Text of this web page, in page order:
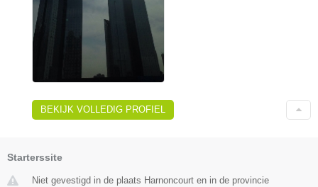
BEKIJK VOLLEDIG PROFIEL
Starterssite
Niet gevestigd in de plaats Harnoncourt en in de provincie